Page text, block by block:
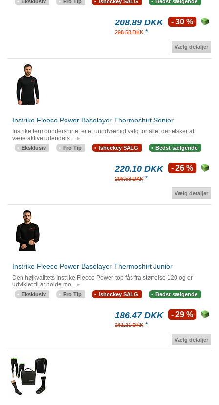
Eksklusiv Pro Tip Ishockey SALG Bedst sælgende
208.89 DKK
298.58 DKK *
- 30 %
Vælg detaljer
Instrike Fleece Power Baselayer Thermoshirt Senior
Instrike termoundershirtet er et uundværligt valg for alle, der elsker at
være aktive udendørs ...
Eksklusiv Pro Tip Ishockey SALG Bedst sælgende
220.10 DKK
298.58 DKK *
- 26 %
Vælg detaljer
Instrike Fleece Power Baselayer Thermoshirt Junior
Den højkvalitets Instrike Fleece Power-top fås fra størrelse 120 og er
udviklet til at holde mo...
Eksklusiv Pro Tip Ishockey SALG Bedst sælgende
186.47 DKK
261.21 DKK *
- 29 %
Vælg detaljer